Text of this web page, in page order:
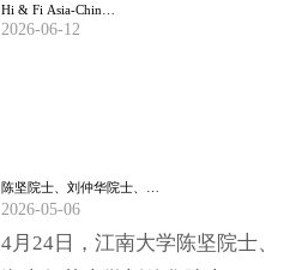
举行。永福县委书…
Hi & Fi Asia-Chin…
2026-06-12
陈坚院士、刘仲华院士、…
2026-05-06
4月24日，江南大学陈坚院士、